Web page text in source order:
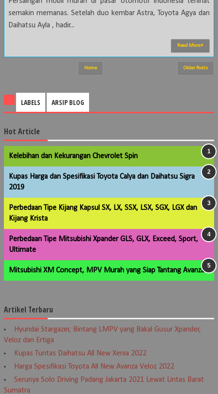
semakin memanas. Setelah duo kembar Astra, Toyota Agya dan
Daihatsu Ayla , hadir...
Read More
Older Posts
Home
LABELS ARSIP BLOG
Hot Article
Kelebihan dan Kekurangan Chevrolet Spin
Kupas Harga dan Spesifikasi Toyota Calya dan Daihatsu Sigra
2019
Perbedaan Tipe Kijang Kapsul SX, LX, SSX, LSX, SGX, LGX dan
Kijang Krista
Perbedaan Tipe Mitsubishi Xpander GLS, GLX, Exceed, Sport,
Ultimate
Mitsubishi XM Concept, MPV Murah yang Siap Tantang Avanza
Artikel Terbaru
Hyundai Stargazer, Bintang LMPV yang Bakal Gusur Xpander,
Veloz dan Ertiga
Kupas Tuntas Daihatsu All New Xenia 2022
Harga Spesifikasi Toyota All New Avanza Veloz 2022
Serunya Solo Driving Padang Jakarta 2021 Lewat Lintas Barat
Sumatra